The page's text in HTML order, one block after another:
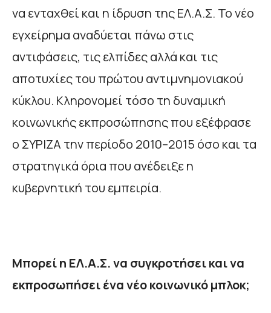
να ενταχθεί και η ίδρυση της ΕΛ.Α.Σ. Το νέο
εγχείρημα αναδύεται πάνω στις
αντιφάσεις, τις ελπίδες αλλά και τις
αποτυχίες του πρώτου αντιμνημονιακού
κύκλου. Κληρονομεί τόσο τη δυναμική
κοινωνικής εκπροσώπησης που εξέφρασε
ο ΣΥΡΙΖΑ την περίοδο 2010–2015 όσο και τα
στρατηγικά όρια που ανέδειξε η
κυβερνητική του εμπειρία.
Μπορεί η ΕΛ.Α.Σ. να συγκροτήσει και να
εκπροσωπήσει ένα νέο κοινωνικό μπλοκ;